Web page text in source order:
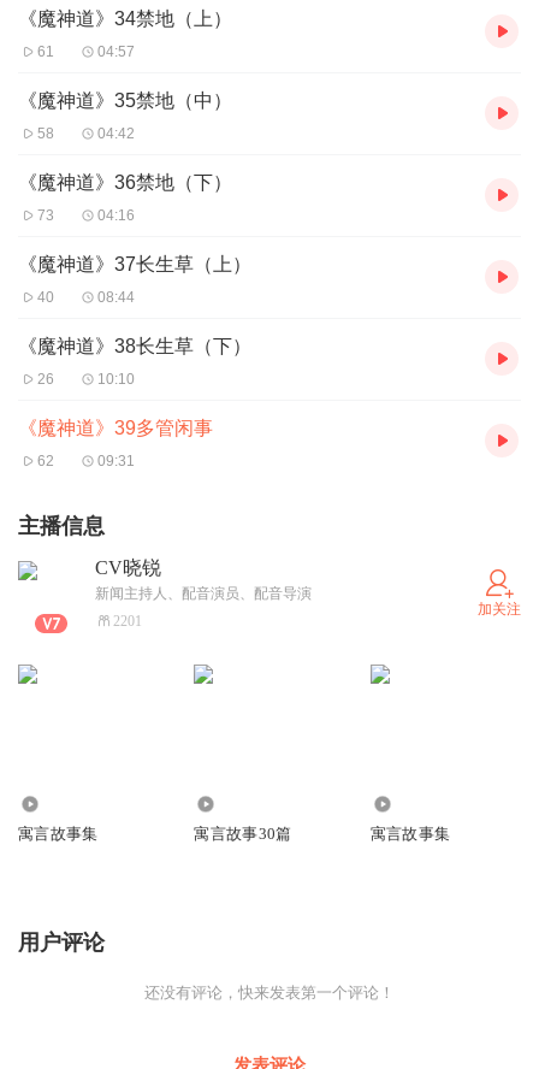
《魔神道》34禁地（上）
61 04:57
《魔神道》35禁地（中）
58 04:42
《魔神道》36禁地（下）
73 04:16
《魔神道》37长生草（上）
40 08:44
《魔神道》38长生草（下）
26 10:10
《魔神道》39多管闲事
62 09:31
主播信息
CV晓锐
新闻主持人、配音演员、配音导演
2201
加关注
寓言故事集 寓言故事30篇 寓言故事集
用户评论
还没有评论，快来发表第一个评论！
发表评论